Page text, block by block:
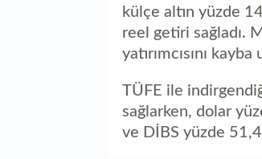
külçe altın yüzde
reel getiri sağladı.
yatırımcısını kayba
TÜFE ile
sağlarken, dolar
ve DİBS yüzde